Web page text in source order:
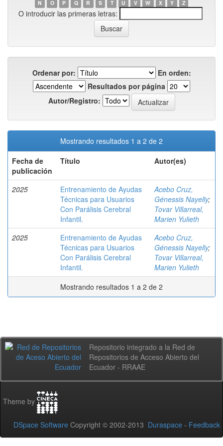
N
O P Q R S T U V W X Y Z
O introducir las primeras letras:
Ordenar por:
En orden:
Resultados por página
Autor/Registro:
Mostrando resultados 1 a 2 de 2
Fecha de
publicación
Título Autor(es)
2025
Entrenamiento de Ayudas
Técnicas para Usuarios
Con Parálisis Cerebral
Infantil.
Acebo Cruz,
Génessis Nayelly;
Tovar Villarreal,
Marien Yulieth
2025
Entrenamiento de Ayudas
Técnicas para Usuarios
Con Parálisis Cerebral
Infantil.
Acebo Cruz,
Génessis Nayelly;
Tovar Villarreal,
Marien Yulieth
Mostrando resultados 1 a 2 de 2
Repositorio integrado a la Red de
Repositorios de Acceso Abierto del
Ecuador - RRAAE
Theme by
DSpace Software Copyright © 2002-2013 Duraspace - Feedback